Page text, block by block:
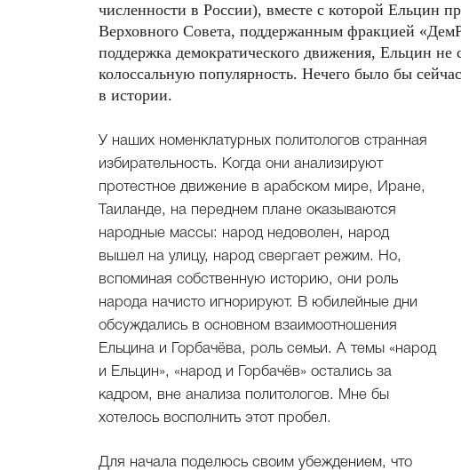
численности в России), вместе с которой Ельцин
Верховного Совета, поддержанным фракцией
поддержка демократического движения, Ельцин
колоссальную популярность. Нечего было бы
в истории.
У наших номенклатурных политологов странная
избирательность. Когда они анализируют
протестное движение в арабском мире, Иране,
Таиланде, на переднем плане оказываются
народные массы: народ недоволен, народ
вышел на улицу, народ свергает режим. Но,
вспоминая собственную историю, они роль
народа начисто игнорируют. В юбилейные дни
обсуждались в основном взаимоотношения
Ельцина и Горбачёва, роль семьи. А темы «народ
и Ельцин», «народ и Горбачёв» остались за
кадром, вне анализа политологов. Мне бы
хотелось восполнить этот пробел.
Для начала поделюсь своим убеждением, что